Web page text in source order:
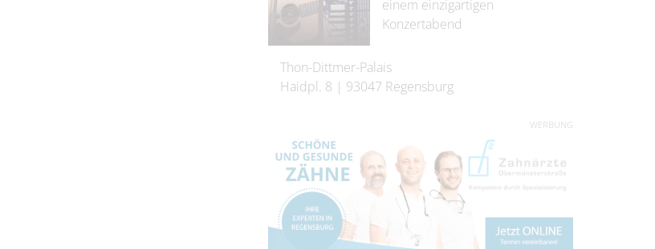
einem einzigartigen
Konzertabend
Thon-Dittmer-Palais
Haidpl. 8 | 93047 Regensburg
WERBUNG